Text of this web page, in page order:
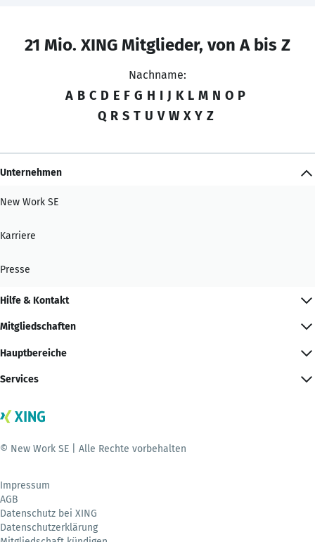
21 Mio. XING Mitglieder, von A bis Z
Nachname:
A B C D E F G H I J K L M N O P
Q R S T U V W X Y Z
Unternehmen
New Work SE
Karriere
Presse
Hilfe & Kontakt
Mitgliedschaften
Hauptbereiche
Services
© New Work SE | Alle Rechte vorbehalten
Impressum
AGB
Datenschutz bei XING
Datenschutzerklärung